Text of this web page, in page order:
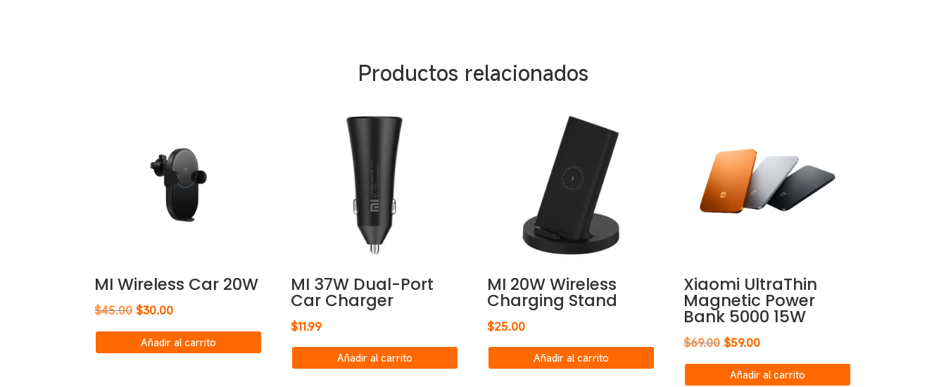
Productos relacionados
MI Wireless Car 20W
$45.00 El
precio
original
$30.00El
precio
actual
Añadir al carrito
MI 37W Dual-Port
Car Charger
$11.99
Añadir al carrito
MI 20W Wireless
Charging Stand
$25.00
Añadir al carrito
Xiaomi UltraThin
Magnetic Power
Bank 5000 15W
$69.00 El
precio
original
$59.00El
precio
actual
Añadir al carrito